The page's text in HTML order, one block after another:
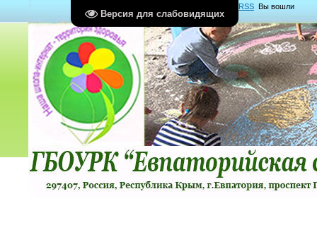
Версия для слабовидящих
RSS Вы вошли
какГость Группа "Гости"